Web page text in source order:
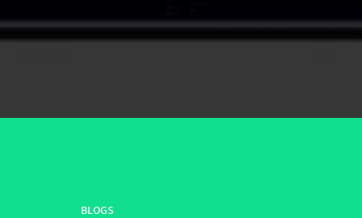
BLOGS